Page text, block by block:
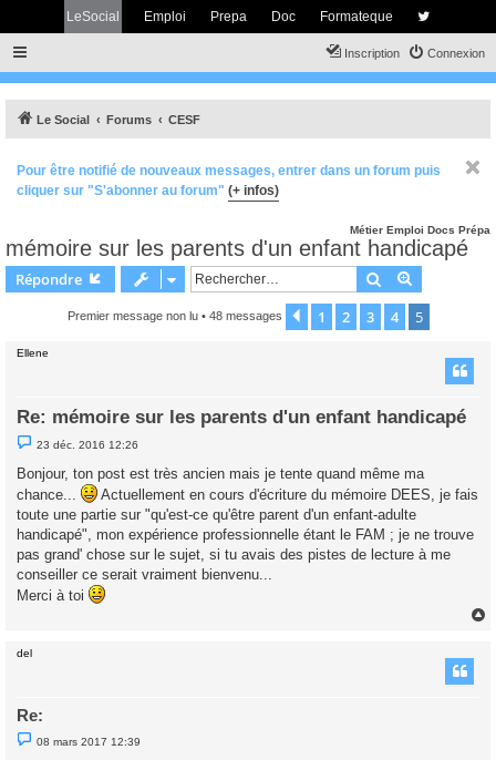
LeSocial Emploi Prepa Doc Formateque
Connexion
Inscription
Le Social Forums CESF
Pour être notifié de nouveaux messages, entrer dans un forum puis
cliquer sur "S'abonner au forum" (+ infos)
Métier Emploi Docs Prépa
mémoire sur les parents d'un enfant handicapé
Répondre Rechercher
Premier message non lu• 48 messages Précédent
1 2 3 4 5
Ellene
Re: mémoire sur les parents d'un enfant handicapé
M
e
s
a
e
n
n
l
23 déc. 2016 12:26
Bonjour, ton post est très ancien mais je tente quand même ma
chance...
Actuellement en cours d'écriture du mémoire DEES, je fais
toute une partie sur "qu'est-ce qu'être parent d'un enfant-adulte
handicapé", mon expérience professionnelle étant le FAM ; je ne trouve
pas grand' chose sur le sujet, si tu avais des pistes de lecture à me
conseiller ce serait vraiment bienvenu...
Merci à toi
del
Re:
M
e
08 mars 2017 12:39